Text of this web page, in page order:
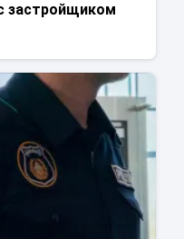
застройщиком